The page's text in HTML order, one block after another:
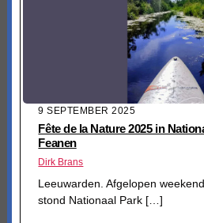
9 SEPTEMBER 2025
Fête de la Nature 2025 in
Feanen
Dirk Brans
Leeuwarden. Afgelopen
stond Nationaal Park […]